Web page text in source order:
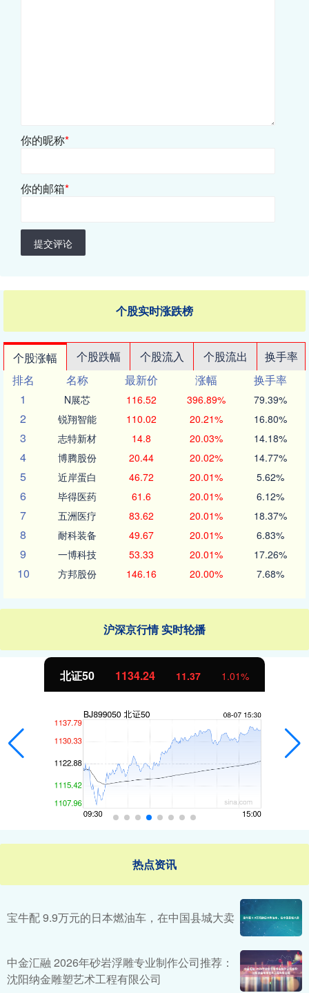
你的昵称*
你的邮箱*
提交评论
个股实时涨跌榜
个股涨幅 个股跌幅 个股流入 个股流出
换手率
排名
名称 最新价 涨幅
换手率
1
N展芯 116.52 396.89% 79.39%
2 锐翔智能 110.02 20.21% 16.80%
3 志特新材 14.8 20.03% 14.18%
4 博腾股份 20.44 20.02% 14.77%
5 近岸蛋白 46.72 20.01% 5.62%
6 毕得医药 61.6 20.01% 6.12%
7 五洲医疗 83.62 20.01% 18.37%
8 耐科装备 49.67 20.01% 6.83%
9 一博科技 53.33 20.01% 17.26%
10 方邦股份 146.16 20.00% 7.68%
沪深京行情 实时轮播
北证50 1134.24 11.37 1.01%
热点资讯
宝牛配 9.9万元的日本燃油车，在中国县城大卖
中金汇融 2026年砂岩浮雕专业制作公司推荐：
沈阳纳金雕塑艺术工程有限公司